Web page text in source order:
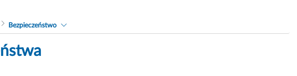
Bezpieczeństwo